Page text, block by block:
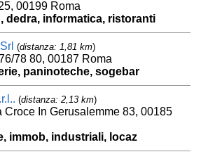
00199 Roma
dedra, informatica, ristoranti
(distanza: 1,81 km)
78 80, 00187 Roma
paninoteche, sogebar
(distanza: 2,13 km)
Croce In Gerusalemme 83, 00185
immob, industriali, locaz